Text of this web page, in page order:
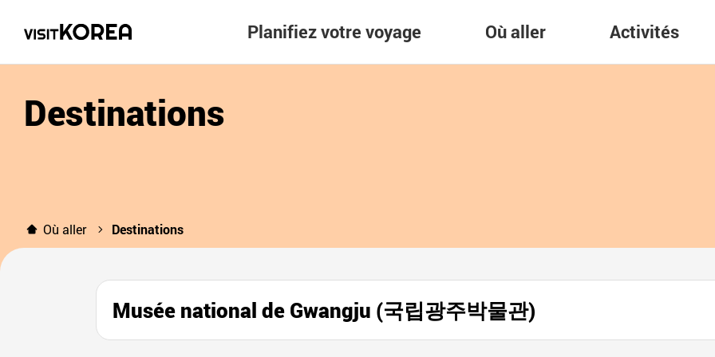
Planifiez votre voyage Où aller Activités
Destinations
Où aller Destinations
Musée national de Gwangju (국립광주박물관)